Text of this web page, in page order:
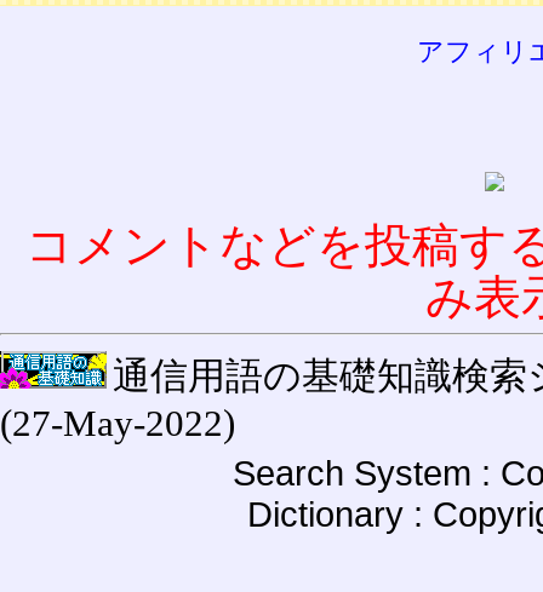
アフィリ
コメントなどを投稿す
み表
通信用語の基礎知識検索
(27-May-2022)
Search System :
Dictionary :